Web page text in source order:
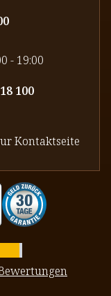
- 19:00
100
Kontaktseite